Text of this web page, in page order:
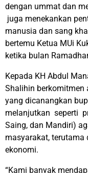
dengan ummat dan
juga menekankan
manusia dan sang
bertemu Ketua MUi
ketika bulan
Kepada KH Abdul
Shalihin berkomitmen
yang dicanangkan
melanjutkan seperti
Saing, dan Mandiri)
masyarakat,
ekonomi.
“Kami banyak